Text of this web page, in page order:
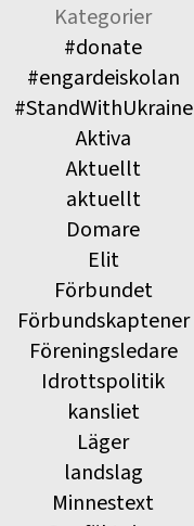
Kategorier
#donate
#engardeiskolan
#StandWithUkraine
Aktiva
Aktuellt
aktuellt
Domare
Elit
Förbundet
Förbundskaptener
Föreningsledare
Idrottspolitik
kansliet
Läger
landslag
Minnestext